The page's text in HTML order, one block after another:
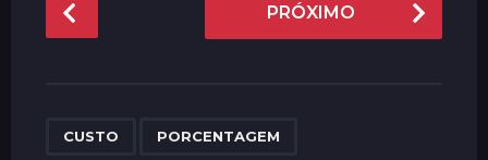
o
PRÓXIMO
CUSTO PORCENTAGEM